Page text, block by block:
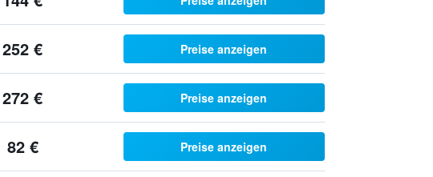
252 € Preise anzeigen
272 € Preise anzeigen
82 € Preise anzeigen